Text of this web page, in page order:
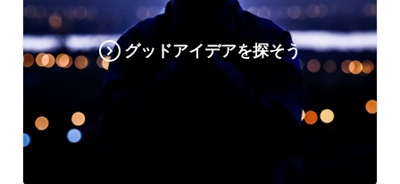
グッドアイデアを探そう